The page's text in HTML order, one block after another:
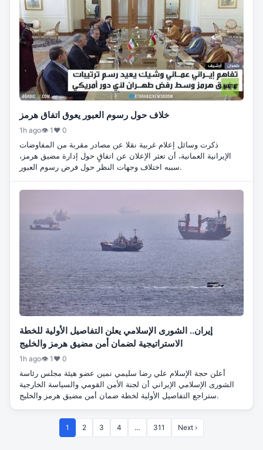
خلاف حول رسوم العبور يعوق اتفاق هرمز
1h ago👁 1 ♥ 0
ذكرت وسائل إعلام غربية نقلا عن مصادر مقربة من المفاوضات
الإيرانية العمانية، أن تعثر الإعلان عن اتفاقٍ حول إدارة مضيق هرمز،
سببه اختلاف وجهات النظر حول فرض رسوم العبور.
إيران.. الشورى الإسلامي يعلن التفاصيل الأولية للخطة
الاستراتيجية لضمان أمن مضيق هرمز والخليج
1h ago👁 1 ♥ 0
أعلن حجة الإسلام علي رضا سليمي نمين عضو هيئة مجلس رئاسة
الشورى الإسلامي الإيراني أن لجنة الأمن القومي والسياسة الخارجية
ستراجع التفاصيل الأولية لخطة ضمان أمن مضيق هرمز والخليج.
1 2 3 4 … 311 Next ›